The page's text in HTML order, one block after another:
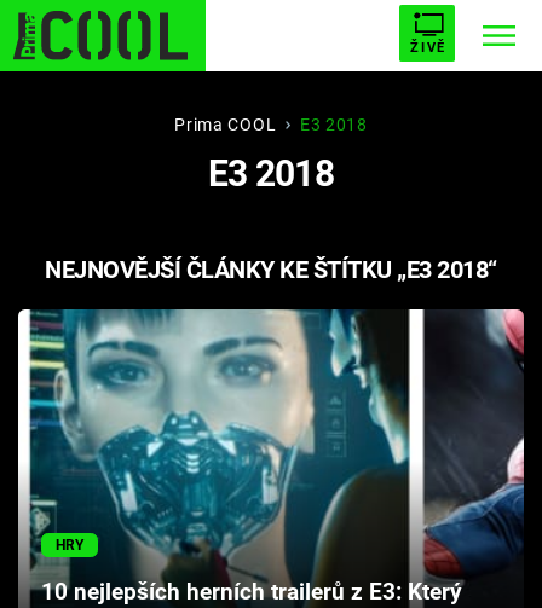
ŽIVĚ
STARHOUSE BUFFY, PŘEMOŽITELKA UPÍRŮ
PLNEJ KOTEL AVENGERS 5
Témata
Filmy
Seriály
Hry
Cool Esport
Prima COOL E3 2018
E3 2018
NEJNOVĚJŠÍ ČLÁNKY KE ŠTÍTKU „E3 2018“
HRY
10 nejlepších herních trailerů z E3: Který